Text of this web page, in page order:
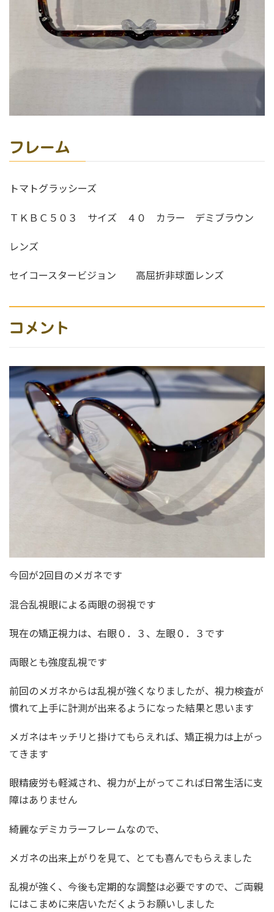
フレーム
トマトグラッシーズ
ＴＫＢＣ５０３ サイズ ４０ カラー デミブラウン
レンズ
セイコースタービジョン 高屈折非球面レンズ
コメント
今回が2回目のメガネです
混合乱視眼による両眼の弱視です
現在の矯正視力は、右眼０．３、左眼０．３です
両眼とも強度乱視です
前回のメガネからは乱視が強くなりましたが、視力検査が
慣れて上手に計測が出来るようになった結果と思います
メガネはキッチリと掛けてもらえれば、矯正視力は上がっ
てきます
眼精疲労も軽減され、視力が上がってこれば日常生活に支
障はありません
綺麗なデミカラーフレームなので、
メガネの出来上がりを見て、とても喜んでもらえました
乱視が強く、今後も定期的な調整は必要ですので、ご両親
にはこまめに来店いただくようお願いしました